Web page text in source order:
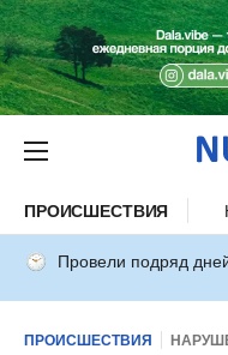
ПРОИСШЕСТВИЯ
Провели подряд
ПРОИСШЕСТВИЯ